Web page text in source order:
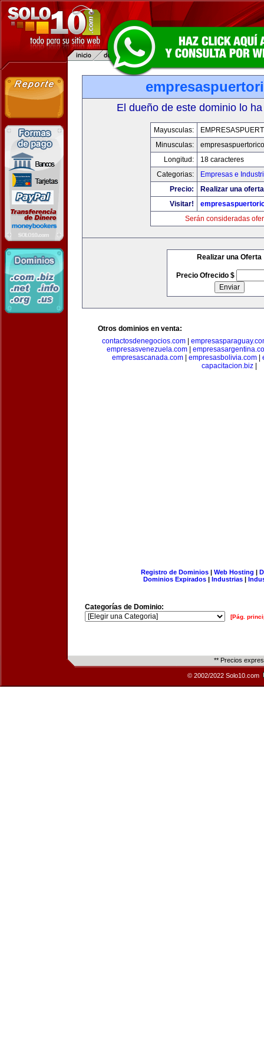
El dueño de este dominio lo
Mayusculas:
Minusculas:
Longitud:
18 caracteres
Categorias:
Empresas e
Precio:
Realizar una
Visitar!
Serán consideradas
Realizar una Oferta
Precio Ofrecido $
Otros dominios en venta:
contactosdenegocios.com
empresasvenezuela.com|
empresascanada.com| empresasbolivia.com|
capacitacion.biz
Registro de Dominios| Web Hosting |
Dominios Expirados | Industrias |
Categorías de Dominio:
[Pág.
** Precios
© 2002/2022 Solo10.com